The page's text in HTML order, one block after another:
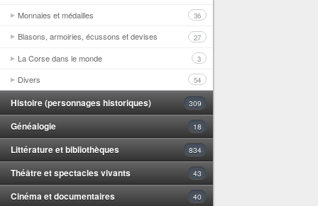
Monnaies et médailles 36
Blasons, armoiries, écussons et devises 27
La Corse dans le monde 3
Divers 54
Histoire (personnages historiques) 309
Généalogie 18
Littérature et bibliothèques 834
Théâtre et spectacles vivants 43
Cinéma et documentaires 40